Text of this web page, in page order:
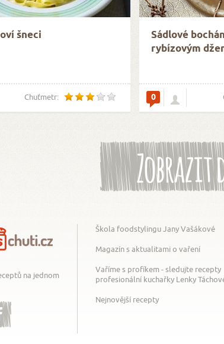
šneci
Chuťmetr:
Sádlové
rybízovým
0
Zobrazit
na jednom
Škola foodstylingu Jany Vašákové
Magazín s aktualitami o vaření
Vaříme s profíkem - sledujte recepty
profesionální kuchařky Lenky
Nejnovější recepty